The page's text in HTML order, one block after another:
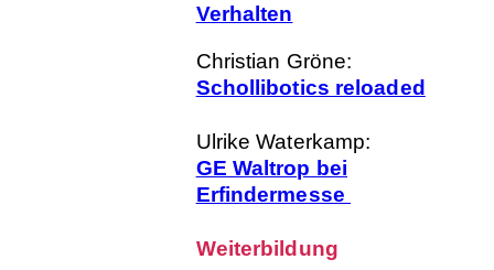
Verhalten
Christian Gröne:
Schollibotics reloaded
Ulrike Waterkamp:
GE Waltrop bei
Erfindermesse
Weiterbildung